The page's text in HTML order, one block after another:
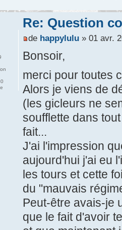
Re: Question
de happylulu» 01 avr.
Bonsoir,
merci pour toutes
Alors je viens de
(les gicleurs ne
soufflette dans
fait...
J'ai l'impression
aujourd'hui j'ai eu
les tours et cette
du "mauvais
Peut-être avais-je
que le fait d'avoir